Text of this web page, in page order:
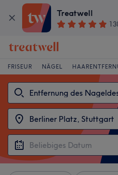
Treatwell
FRISEUR NÄGEL